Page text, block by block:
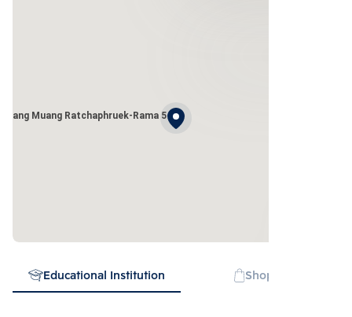
Klang Muang Ratchaphruek-Rama 5
Educational Institution Shopping mall